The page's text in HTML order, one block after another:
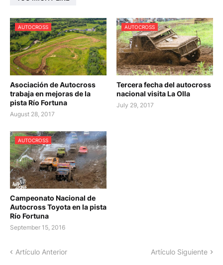
AUTOCROSS
Asociación de Autocross
trabaja en mejoras de la
pista Río Fortuna
August 28, 2017
AUTOCROSS
Tercera fecha del autocross
nacional visita La Olla
July 29, 2017
AUTOCROSS
Campeonato Nacional de
Autocross Toyota en la pista
Río Fortuna
September 15, 2016
Artículo Anterior Artículo Siguiente